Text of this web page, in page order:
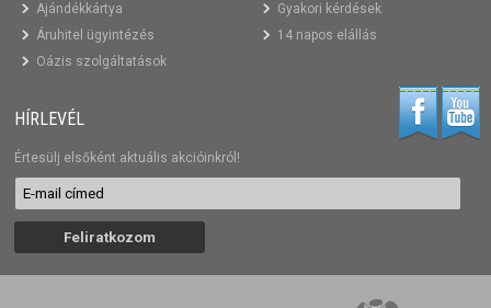
Ajándékkártya
Áruhitel ügyintézés
Oázis szolgáltatások
Gyakori kérdések
14 napos elállás
HÍRLEVÉL
Értesülj elsőként aktuális akcióinkról!